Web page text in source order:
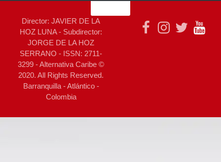
Director: JAVIER DE LA
HOZ LUNA - Subdirector:
JORGE DE LA HOZ
SERRANO - ISSN: 2711-
3299 - Alternativa Caribe ©
2020. All Rights Reserved.
Barranquilla - Atlántico -
Colombia